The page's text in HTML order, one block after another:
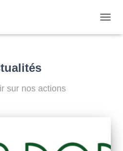
É
G
sur nos actions